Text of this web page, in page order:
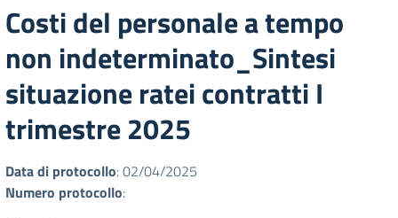
Costi del personale a tempo
non indeterminato_Sintesi
situazione ratei contratti I
trimestre 2025
Data di protocollo: 02/04/2025
Numero protocollo: